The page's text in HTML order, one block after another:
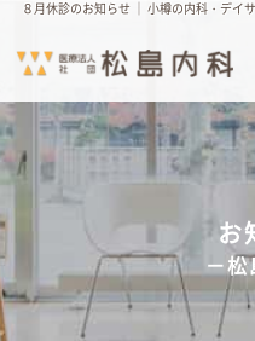
８月休診のお知らせ ｜ 小樽の内科・デイ
お
－松